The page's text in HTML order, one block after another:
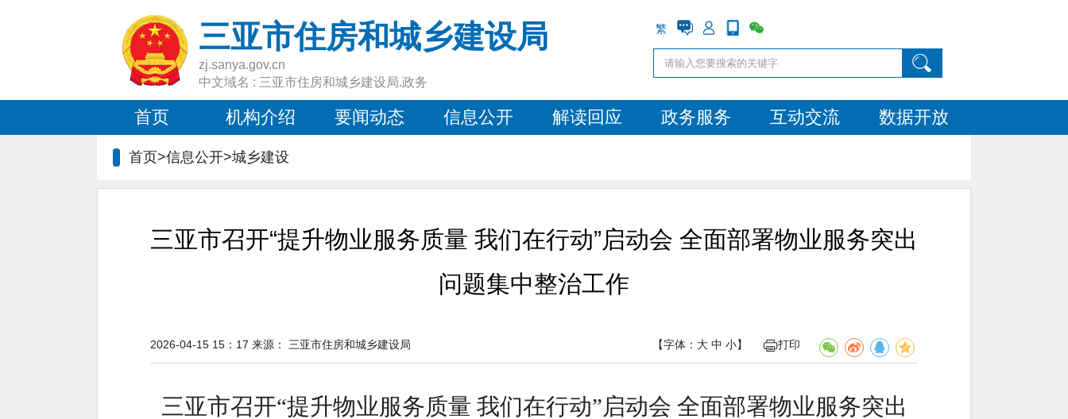
三亚市住房和城乡建设局
zj.sanya.gov.cn
中文域名 : 三亚市住房和城乡建设局.政务
繁
首页 机构介绍 要闻动态 信息公开 解读回应 政务服务 互动交流 数据开放
首页>信息公开>城乡建设
三亚市召开“提升物业服务质量 我们在行动”启动会 全面部署物业服务突出
问题集中整治工作
【字体： 大 中 小】 打印
2026-04-15 15：17 来源： 三亚市住房和城乡建设局
三亚市召开“提升物业服务质量 我们在行动”启动会 全面部署物业服务突出